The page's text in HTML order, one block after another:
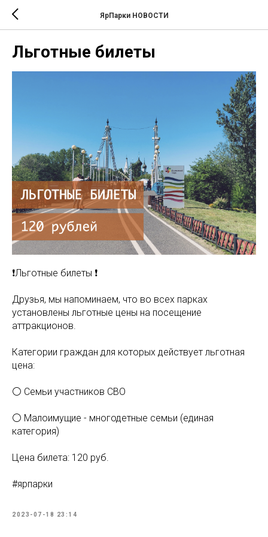
ЯрПарки НОВОСТИ
Льготные билеты
❗️Льготные билеты ❗️
Друзья, мы напоминаем, что во всех парках
установлены льготные цены на посещение
аттракционов.
Категории граждан для которых действует льготная
цена:
⚪️ Семьи участников СВО
⚪️ Малоимущие - многодетные семьи (единая
категория)
Цена билета: 120 руб.
#ярпарки
2023-07-18 23:14